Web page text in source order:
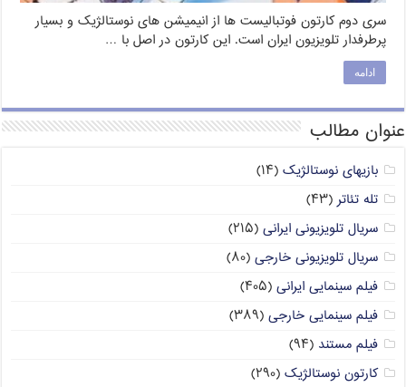
سری دوم کارتون فوتبالیست ها از انیمیشن های نوستالژیک و بسیار
پرطرفدار تلویزیون ایران است. این کارتون در اصل با …
ادامه
عنوان مطالب
بازیهای نوستالژیک (۱۴)
تله تئاتر(۴۳)
سریال تلویزیونی ایرانی (۲۱۵)
سریال تلویزیونی خارجی (۸۰)
فیلم سینمایی ایرانی (۴۰۵)
فیلم سینمایی خارجی (۳۸۹)
فیلم مستند (۹۴)
کارتون نوستالژیک (۲۹۰)